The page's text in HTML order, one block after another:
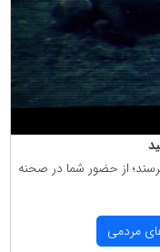
از حضور شما در صحنه
مردمی